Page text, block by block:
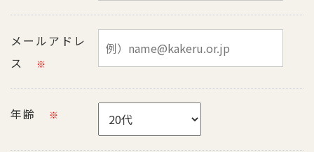
メールアドレ
ス
※
年齢 ※